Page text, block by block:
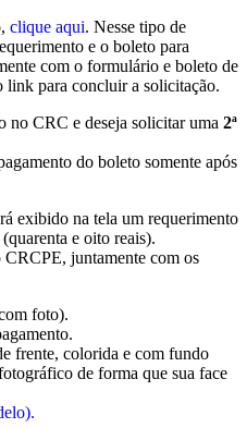
, clique aqui. Nesse tipo de
e o boleto para
com o formulário e boleto de
link para concluir a solicitação.
no CRC e deseja solicitar uma 2ª
do boleto somente após
exibido na tela um requerimento
e oito reais).
CRCPE, juntamente com os
foto).
frente, colorida e com fundo
de forma que sua face